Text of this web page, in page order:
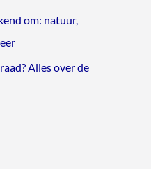
om: natuur,
Alles over de